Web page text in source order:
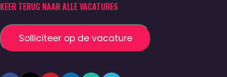
KEER TERUG NAAR ALLE VACATURES